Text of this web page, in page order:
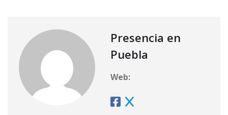
Presencia en
Puebla
Web: